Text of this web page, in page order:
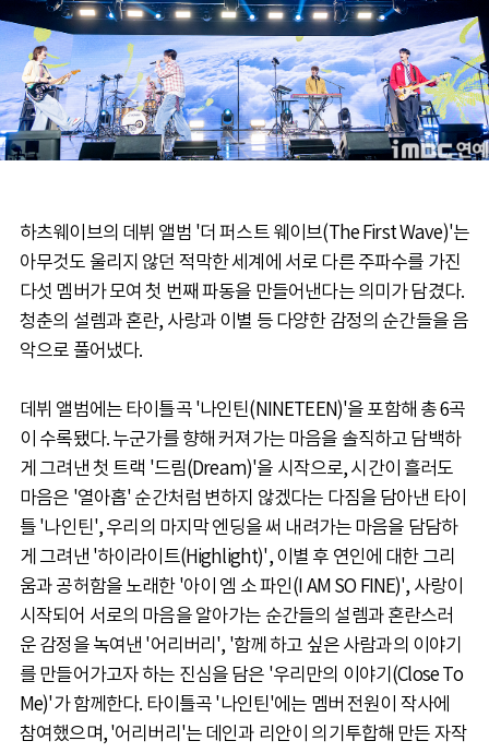
하츠웨이브의 데뷔 앨범 '더 퍼스트 웨이브(The First Wave)'는
아무것도 울리지 않던 적막한 세계에 서로 다른 주파수를 가진
다섯 멤버가 모여 첫 번째 파동을 만들어낸다는 의미가 담겼다.
청춘의 설렘과 혼란, 사랑과 이별 등 다양한 감정의 순간들을 음
악으로 풀어냈다.
데뷔 앨범에는 타이틀곡 '나인틴(NINETEEN)'을 포함해 총 6곡
이 수록됐다. 누군가를 향해 커져가는 마음을 솔직하고 담백하
게 그려낸 첫 트랙 '드림(Dream)'을 시작으로, 시간이 흘러도
마음은 '열아홉' 순간처럼 변하지 않겠다는 다짐을 담아낸 타이
틀 '나인틴', 우리의 마지막 엔딩을 써 내려가는 마음을 담담하
게 그려낸 '하이라이트(Highlight)', 이별 후 연인에 대한 그리
움과 공허함을 노래한 '아이 엠 소 파인(I AM SO FINE)', 사랑이
시작되어 서로의 마음을 알아가는 순간들의 설렘과 혼란스러
운 감정을 녹여낸 '어리버리', '함께 하고 싶은 사람과의 이야기
를 만들어가고자 하는 진심을 담은 '우리만의 이야기(Close To
Me)'가 함께한다. 타이틀곡 '나인틴'에는 멤버 전원이 작사에
참여했으며, '어리버리'는 데인과 리안이 의기투합해 만든 자작